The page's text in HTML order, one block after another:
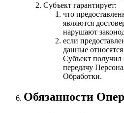
Субъект гарантирует:
что
являются
нарушают
если
данные
Субъект получил
передачу
Обработки.
Обязанности